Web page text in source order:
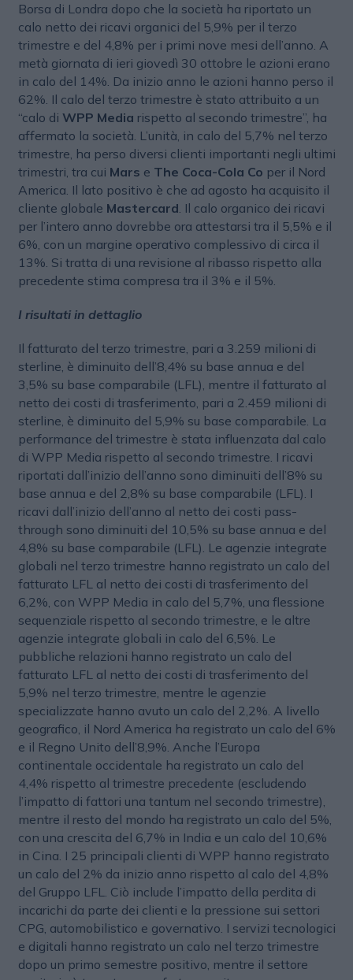
Borsa di Londra dopo che la società ha riportato un
calo netto dei ricavi organici del 5,9% per il terzo
trimestre e del 4,8% per i primi nove mesi dell’anno. A
metà giornata di ieri giovedì 30 ottobre le azioni erano
in calo del 14%. Da inizio anno le azioni hanno perso il
62%. Il calo del terzo trimestre è stato attribuito a un
“calo di WPP Media rispetto al secondo trimestre”, ha
affermato la società. L’unità, in calo del 5,7% nel terzo
trimestre, ha perso diversi clienti importanti negli ultimi
trimestri, tra cui Mars e The Coca-Cola Co per il Nord
America. Il lato positivo è che ad agosto ha acquisito il
cliente globale Mastercard. Il calo organico dei ricavi
per l’intero anno dovrebbe ora attestarsi tra il 5,5% e il
6%, con un margine operativo complessivo di circa il
13%. Si tratta di una revisione al ribasso rispetto alla
precedente stima compresa tra il 3% e il 5%.
I risultati in dettaglio
Il fatturato del terzo trimestre, pari a 3.259 milioni di
sterline, è diminuito dell’8,4% su base annua e del
3,5% su base comparabile (LFL), mentre il fatturato al
netto dei costi di trasferimento, pari a 2.459 milioni di
sterline, è diminuito del 5,9% su base comparabile. La
performance del trimestre è stata influenzata dal calo
di WPP Media rispetto al secondo trimestre. I ricavi
riportati dall’inizio dell’anno sono diminuiti dell’8% su
base annua e del 2,8% su base comparabile (LFL). I
ricavi dall’inizio dell’anno al netto dei costi pass-
through sono diminuiti del 10,5% su base annua e del
4,8% su base comparabile (LFL). Le agenzie integrate
globali nel terzo trimestre hanno registrato un calo del
fatturato LFL al netto dei costi di trasferimento del
6,2%, con WPP Media in calo del 5,7%, una flessione
sequenziale rispetto al secondo trimestre, e le altre
agenzie integrate globali in calo del 6,5%. Le
pubbliche relazioni hanno registrato un calo del
fatturato LFL al netto dei costi di trasferimento del
5,9% nel terzo trimestre, mentre le agenzie
specializzate hanno avuto un calo del 2,2%. A livello
geografico, il Nord America ha registrato un calo del 6%
e il Regno Unito dell’8,9%. Anche l’Europa
continentale occidentale ha registrato un calo del
4,4% rispetto al trimestre precedente (escludendo
l’impatto di fattori una tantum nel secondo trimestre),
mentre il resto del mondo ha registrato un calo del 5%,
con una crescita del 6,7% in India e un calo del 10,6%
in Cina. I 25 principali clienti di WPP hanno registrato
un calo del 2% da inizio anno rispetto al calo del 4,8%
del Gruppo LFL. Ciò include l’impatto della perdita di
incarichi da parte dei clienti e la pressione sui settori
CPG, automobilistico e governativo. I servizi tecnologici
e digitali hanno registrato un calo nel terzo trimestre
dopo un primo semestre positivo, mentre il settore